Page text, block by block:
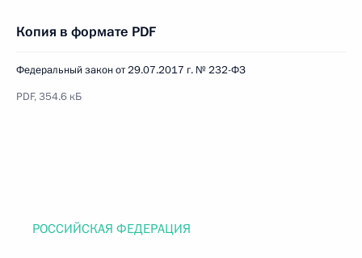
Копия в формате PDF
Федеральный закон от 29.07.2017 г. № 232-ФЗ
PDF, 354.6 кБ
РОССИЙСКАЯ ФЕДЕРАЦИЯ